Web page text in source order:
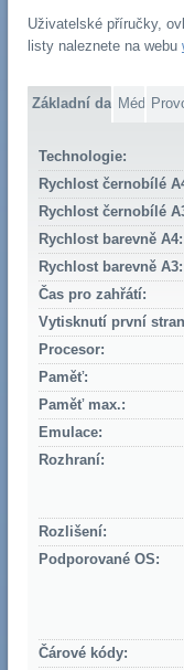
Uživatelské příručky,
listy naleznete na webu
Základní dataMédia
Technologie:
Rychlost černobílé
Rychlost černobílé
Rychlost barevně A4:
Rychlost barevně A3:
Čas pro zahřátí:
Vytisknutí první
Procesor:
Paměť:
Paměť max.:
Emulace:
Rozhraní:
Rozlišení:
Podporované OS:
Čárové kódy: